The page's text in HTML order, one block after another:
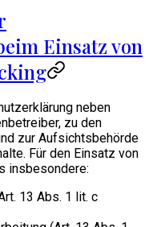
Einsatz von
neben
zu den
zur Aufsichtsbehörde
Für den Einsatz von
insbesondere:
13 Abs. 1 lit. c